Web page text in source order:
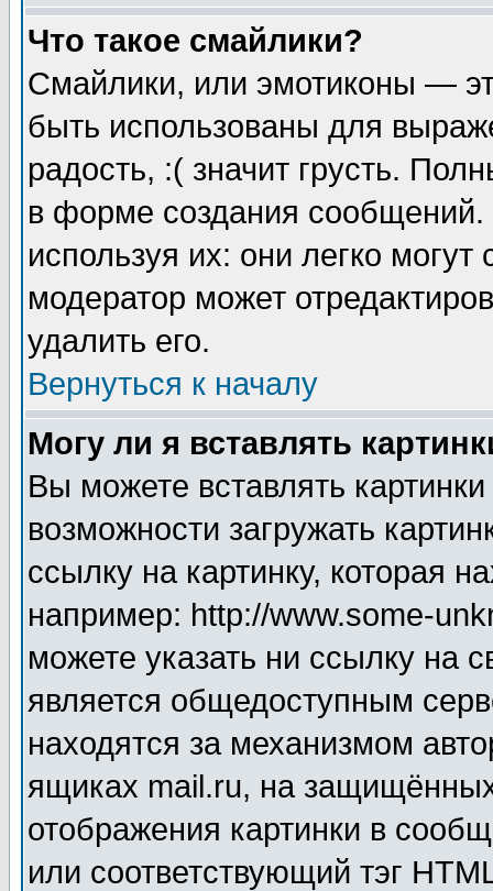
Что такое смайлики?
Смайлики, или эмотиконы —
быть использованы для
радость, :( значит грусть.
в форме создания сообщений.
используя их: они легко
модератор может
удалить его.
Вернуться к началу
Могу ли я вставлять
Вы можете вставлять
возможности загружать
ссылку на картинку, которая
например: http://www.some-
можете указать ни ссылку на
является общедоступным
находятся за механизмом
ящиках mail.ru, на
отображения картинки в
или соответствующий тэг